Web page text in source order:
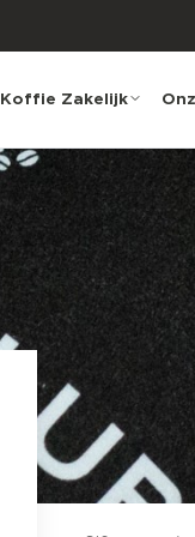
Koffie Zakelijk